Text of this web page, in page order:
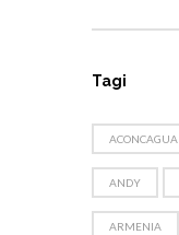
Tagi
ACONCAGUA
ANDY
ARMENIA